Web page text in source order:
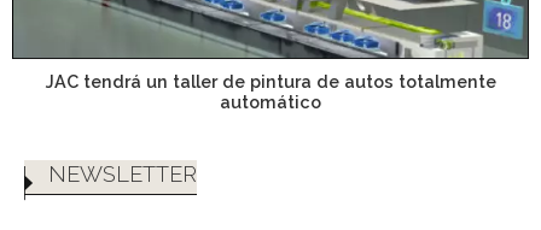
JAC tendrá un taller de pintura de autos totalmente
automático
NEWSLETTER